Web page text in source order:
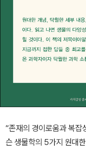
“존재의 경이로움과 복
슨 생물학의 5가지 원대한